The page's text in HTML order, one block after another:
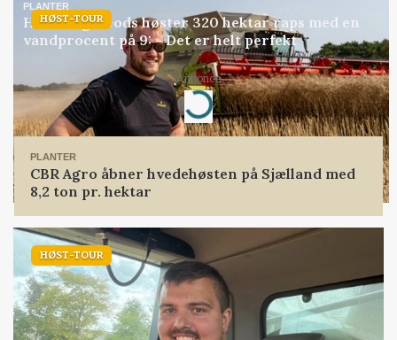
HØST-TOUR
PLANTER
Hverringe Gods høster 320 hektar raps med en
vandprocent på 9: - Det er helt perfekt
Annonce
Loading...
PLANTER
CBR Agro åbner hvedehøsten på Sjælland med
8,2 ton pr. hektar
HØST-TOUR